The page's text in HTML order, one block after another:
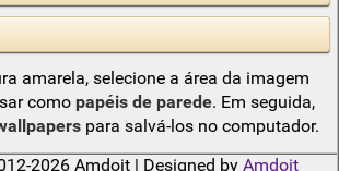
amarela, selecione a área da imagem
como papéis de parede. Em seguida,
para salvá-los no computador.
2026 Amdoit | Designed by Amdoit